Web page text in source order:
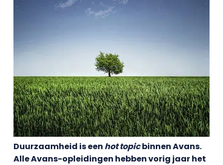
Duurzaamheid is een hot topicbinnen Avans.
Alle Avans-opleidingen hebben vorig jaar het